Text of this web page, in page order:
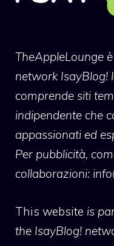
TheAppleLounge
network IsayBlog!
comprende siti
indipendente che
appassionati ed
Per pubblicità,
collaborazioni:
This website is
the IsayBlog!